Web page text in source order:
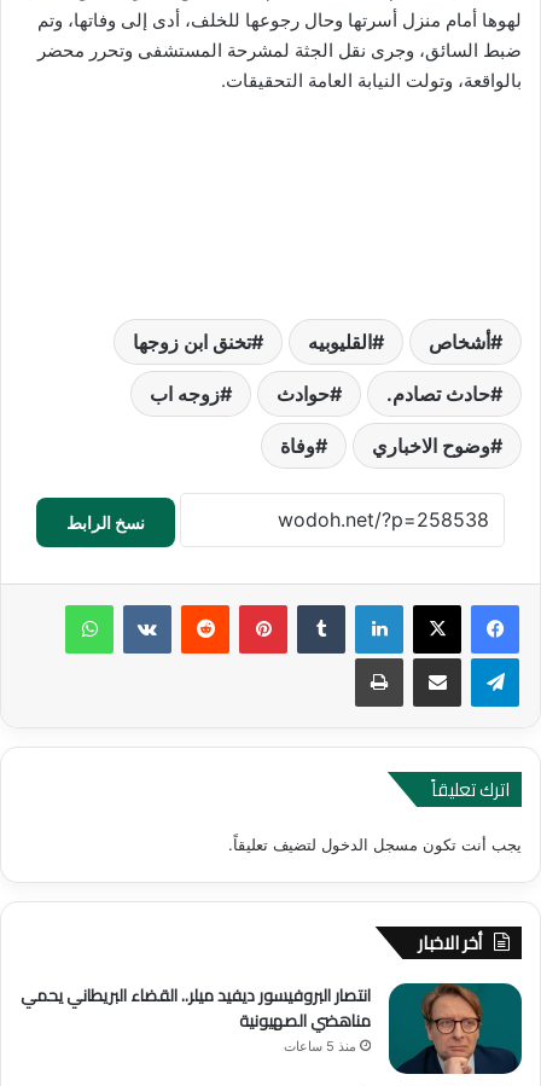
لهوها أمام منزل أسرتها وحال رجوعها للخلف، أدى إلى وفاتها، وتم
ضبط السائق، وجرى نقل الجثة لمشرحة المستشفى وتحرر محضر
بالواقعة، وتولت النيابة العامة التحقيقات.
أشخاص القليوبيه تخنق ابن زوجها
حادث تصادم. حوادث زوجه اب
وضوح الاخباري وفاة
نسخ الرابط
لينكدإن بينتيريست
اترك تعليقاً
يجب أنت تكون مسجل الدخول لتضيف تعليقاً.
أخر الاخبار
انتصار البروفيسور ديفيد ميلر.. القضاء البريطاني يحمي
مناهضي الصهيونية
منذ 5 ساعات